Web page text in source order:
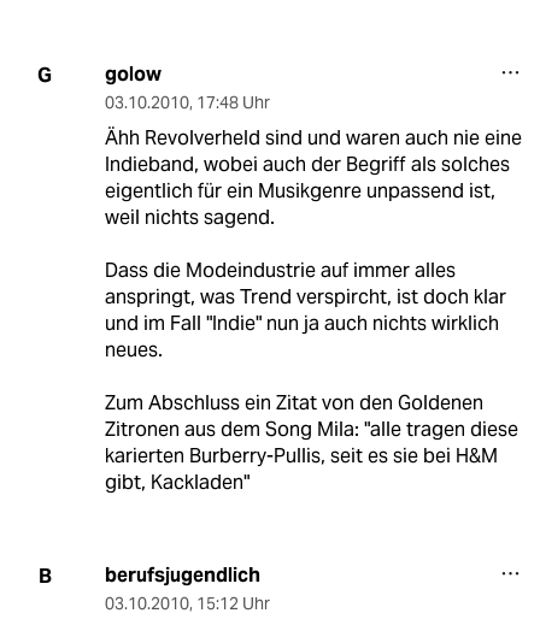
G golow
03.10.2010, 17:48 Uhr
Ähh Revolverheld sind und waren auch nie eine
Indieband, wobei auch der Begriff als solches
eigentlich für ein Musikgenre unpassend ist,
weil nichts sagend.
Dass die Modeindustrie auf immer alles
anspringt, was Trend verspircht, ist doch klar
und im Fall "Indie" nun ja auch nichts wirklich
neues.
Zum Abschluss ein Zitat von den Goldenen
Zitronen aus dem Song Mila: "alle tragen diese
karierten Burberry-Pullis, seit es sie bei H&M
gibt, Kackladen"
B berufsjugendlich
03.10.2010, 15:12 Uhr